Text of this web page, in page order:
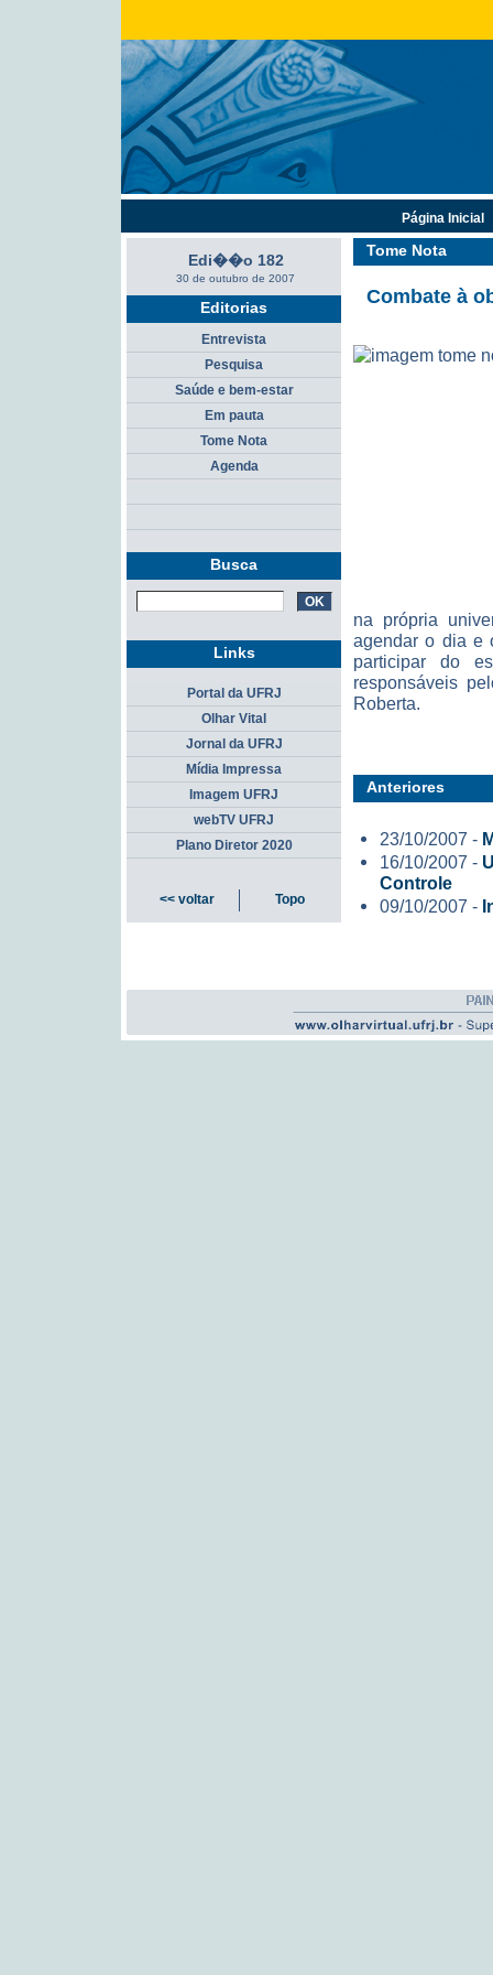
Tome Nota
Combate à
na própria
agendar o dia e
participar do
responsáveis
Roberta.
Anteriores
23/10/2007 -
16/10/2007 -
Controle
09/10/2007 -
Edi��o 182
30 de outubro de 2007
Editorias
Entrevista
Pesquisa
Saúde e bem-estar
Em pauta
Tome Nota
Agenda
Busca
Página Inicial
Links
Portal da UFRJ
Olhar Vital
Jornal da UFRJ
Mídia Impressa
Imagem UFRJ
webTV UFRJ
Plano Diretor 2020
<< voltar Topo